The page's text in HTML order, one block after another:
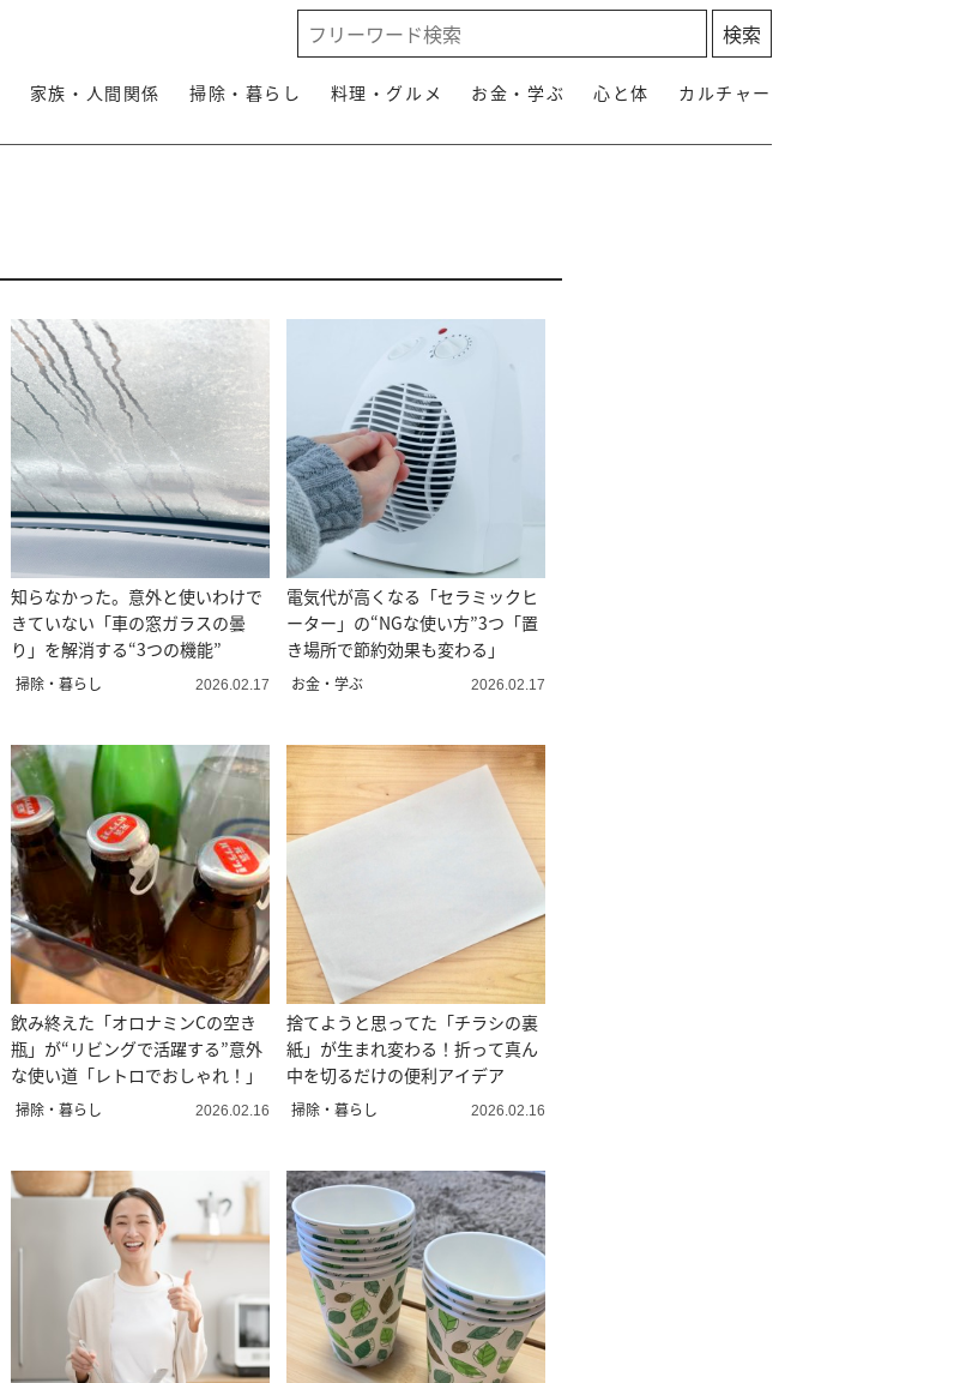
家族・人間関係 掃除・暮らし 料理・グルメ お金・学ぶ 心と体 カルチャー
知らなかった。意外と使いわけで
きていない「車の窓ガラスの曇
り」を解消する“3つの機能”
掃除・暮らし 2026.02.17
電気代が高くなる「セラミックヒ
ーター」の“NGな使い方”3つ「置
き場所で節約効果も変わる」
お金・学ぶ 2026.02.17
飲み終えた「オロナミンCの空き
瓶」が“リビングで活躍する”意外
な使い道「レトロでおしゃれ！」
掃除・暮らし 2026.02.16
捨てようと思ってた「チラシの裏
紙」が生まれ変わる！折って真ん
中を切るだけの便利アイデア
掃除・暮らし 2026.02.16